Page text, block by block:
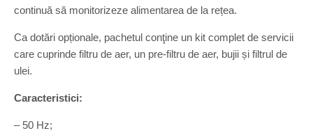
continuă să monitorizeze alimentarea de la rețea.
Ca dotări opționale, pachetul conţine un kit complet de servicii
care cuprinde filtru de aer, un pre-filtru de aer, bujii și filtrul de
ulei.
Caracteristici:
– 50 Hz;